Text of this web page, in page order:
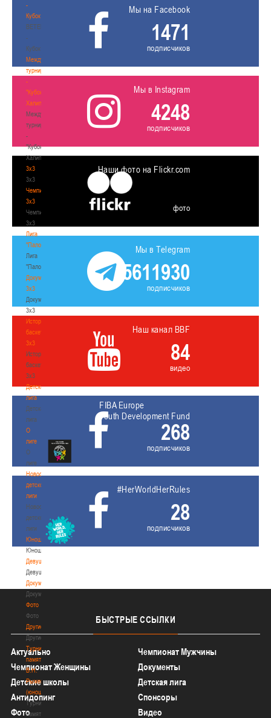
-
Кубок
BETERA
-
Кубок
Международный
турнир
-
"Кубок
Халипского"
Международный
турнир
-
"Кубок
Халипского"
3x3
3x3
Чемпионат
3х3
Чемпионат
3х3
Лига
"Палова"
Лига
"Палова"
Документы
3х3
Документы
3х3
История
баскетбола
3х3
История
баскетбола
3х3
Детская
лига
Детская
лига
О
лиге
О
лиге
Новости
детской
лиги
Новости
детской
лиги
Юноши
Юноши
Девушки
Девушки
Документы
Документы
Фото
Фото
Другие
Другие
Турнир
памяти
В.Н.
Рыженкова
(юноши)
Турнир
памяти
Мы на Facebook
1471
подписчиков
Мы в Instagram
4248
подписчиков
Наши фото на Flickr.com
фото
Мы в Telegram
5611930
подписчиков
Наш канал BBF
84
видео
FIBA Europe
Youth Development Fund
268
подписчиков
#HerWorldHerRules
28
подписчиков
БЫСТРЫЕ ССЫЛКИ
Актуально
Чемпионат Мужчины
Чемпионат Женщины
Документы
Детские школы
Детская лига
Антидопинг
Спонсоры
Фото
Видео